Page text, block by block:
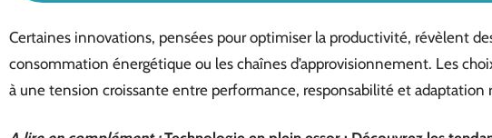
Certaines innovations, pensées pour optimiser la productivité, révèlent
consommation énergétique ou les chaînes d’approvisionnement. Les
à une tension croissante entre performance, responsabilité et adaptation